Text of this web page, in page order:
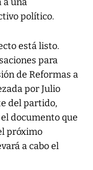
a una
político.
está listo.
para
de Reformas a
por Julio
del partido,
documento que
próximo
a cabo el